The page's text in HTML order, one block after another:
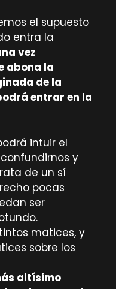
el supuesto
entra la
vez
abona la
de la
entrar en la
intuir el
y
de un sí
pocas
ser
matices, y
sobre los
altísimo